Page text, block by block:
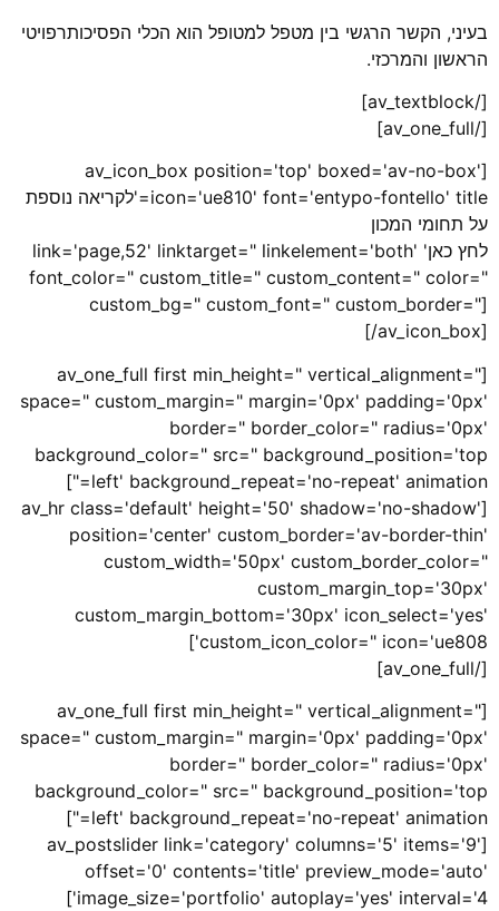
בעיני, הקשר הרגשי בין מטפל למטופל הוא הכלי הפסיכותרפויטי
הראשון והמרכזי.
[/av_textblock]
[/av_one_full]
[av_icon_box position='top' boxed='av-no-box'
icon='ue810' font='entypo-fontello' title='לקריאה נוספת
על תחומי המכון
לחץ כאן' link='page,52' linktarget=" linkelement='both'
font_color=" custom_title=" custom_content=" color="
custom_bg=" custom_font=" custom_border="]
[/av_icon_box]
[av_one_full first min_height=" vertical_alignment="
space=" custom_margin=" margin='0px' padding='0px'
border=" border_color=" radius='0px'
background_color=" src=" background_position='top
left' background_repeat='no-repeat' animation="]
[av_hr class='default' height='50' shadow='no-shadow'
position='center' custom_border='av-border-thin'
custom_width='50px' custom_border_color="
custom_margin_top='30px'
custom_margin_bottom='30px' icon_select='yes'
custom_icon_color=" icon='ue808']
[/av_one_full]
[av_one_full first min_height=" vertical_alignment="
space=" custom_margin=" margin='0px' padding='0px'
border=" border_color=" radius='0px'
background_color=" src=" background_position='top
left' background_repeat='no-repeat' animation="]
[av_postslider link='category' columns='5' items='9'
offset='0' contents='title' preview_mode='auto'
image_size='portfolio' autoplay='yes' interval='4']